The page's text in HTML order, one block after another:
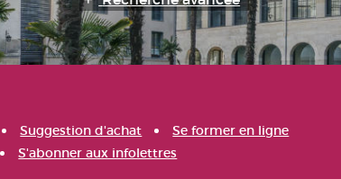
Suggestion d'achat
Se former en ligne
S'abonner aux infolettres